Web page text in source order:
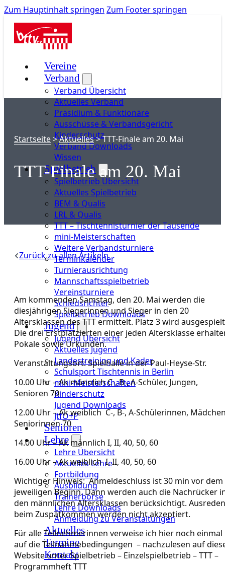
Zum Hauptinhalt springen Zum Footer springen
Vereine
Verband
Verband Übersicht
Aktuelles Verband
Präsidium & Funktionäre
Ausschüsse & Verbandsgericht
Kinderschutz
Verband Downloads
Wissen
Spielbetrieb
Spielbetrieb Übersicht
Aktuelles Spielbetrieb
BEM & Qualis
LRL & Qualis
TTT – Tischtennisturnier der Tausende
mini-Meisterschaften
Weitere Verbandsturniere
Terminkalender
Turnierausrichtung
Mannschaftsspielbetrieb
Vereinsturniere
Schiedsrichter
Spielbetrieb Downloads
Jugend
Jugend Übersicht
Aktuelles Jugend
Landestraining und Kader
Schulsport Tischtennis in Berlin
mini-Meisterschaften
Kinderschutz
Jugend Downloads
JtfO+P
Senioren
Lehre
Lehre Übersicht
Aktuelles Lehre
Fortbildung
Ausbildung
Trainerbörse
Lehre Downloads
Anmeldung zu Veranstaltungen
Aktuelles
Termine
Kontakt
Startseite>Aktuelles>TTT-Finale am 20. Mai
TTT-Finale am 20. Mai
Zurück zu allen Artikeln
Am kommenden Samstag, den 20. Mai werden die
diesjährigen Siegerinnen und Sieger in den 20
Altersklassen des TTT ermittelt. Platz 3 wird
Die drei Erstplatzierten einer jeden Altersklasse
Pokale sowie Urkunden.
Veranstaltungsort: Spielhalle in der Paul-Heyse-Str.
10.00 Uhr – Ak männlich C-, B-, A-Schüler, Jungen,
Senioren 70
12.00 Uhr – Ak weiblich C-, B-, A-Schülerinnen,
Seniorinnen 70
14.00 Uhr – Ak männlich I, II, 40, 50, 60
16.00 Uhr – Ak weiblich I, II, 40, 50, 60
Wichtiger Hinweis: Anmeldeschluss ist 30 min vor dem
jeweiligen Beginn. Dann werden auch die Nachrücker
den männlichen Altersklassen berücksichtigt. Ausreden
beim Zuspätkommen werden nicht akzeptiert.
Für alle Teilnehmerinnen verweise ich hier noch einmal
auf die Teilnahmebedingungen – nachzulesen auf
Website unter Spielbetrieb – Einzelspielbetrieb – TTT –
Programmheft TTT